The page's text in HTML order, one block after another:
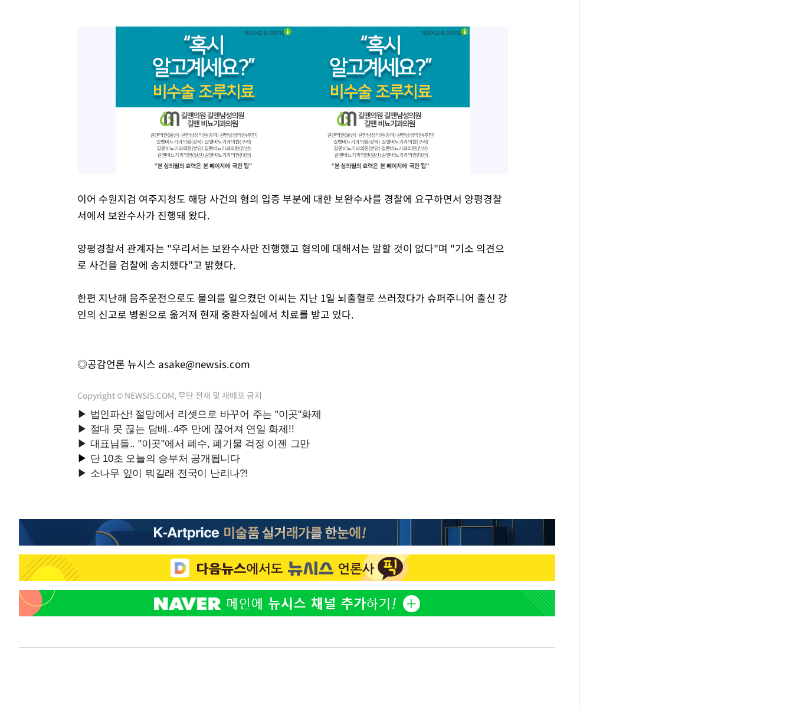
이어 수원지검 여주지청도 해당 사건의 혐의 입증 부분에 대한 보완수사를 경찰에 요구하면서 양평경찰
서에서 보완수사가 진행돼 왔다.
양평경찰서 관계자는 "우리서는 보완수사만 진행했고 혐의에 대해서는 말할 것이 없다"며 "기소 의견으
로 사건을 검찰에 송치했다"고 밝혔다.
한편 지난해 음주운전으로도 물의를 일으켰던 이씨는 지난 1일 뇌출혈로 쓰러졌다가 슈퍼주니어 출신 강
인의 신고로 병원으로 옮겨져 현재 중환자실에서 치료를 받고 있다.
◎공감언론 뉴시스 asake@newsis.com
Copyright © NEWSIS.COM, 무단 전재 및 재배포 금지